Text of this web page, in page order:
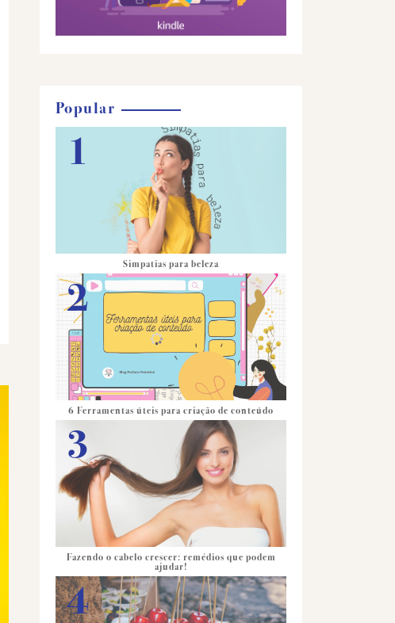
Popular
Simpatias para beleza
6 Ferramentas úteis para criação de conteúdo
Fazendo o cabelo crescer: remédios que podem
ajudar!